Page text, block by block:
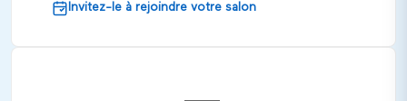
Invitez-le à rejoindre votre salon